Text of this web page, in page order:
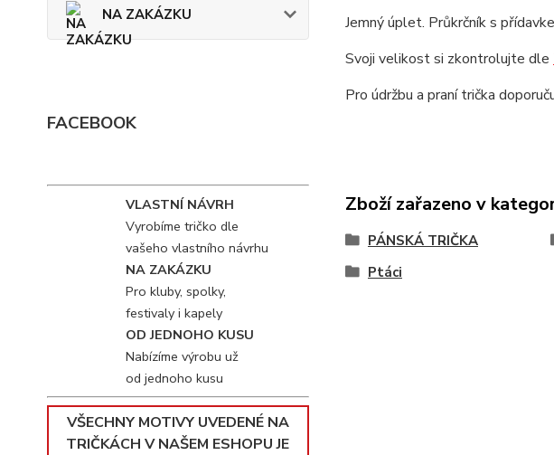
NA ZAKÁZKU
FACEBOOK
VLASTNÍ NÁVRH
Vyrobíme tričko dle
vašeho vlastního návrhu
NA ZAKÁZKU
Pro kluby, spolky,
festivaly i kapely
OD JEDNOHO KUSU
Nabízíme výrobu už
od jednoho kusu
VŠECHNY MOTIVY UVEDENÉ NA
TRIČKÁCH V NAŠEM ESHOPU JE
Jemný úplet. Průkrčník s
Svoji velikost si zkontrolujte dle
Pro údržbu a praní trička
Zboží zařazeno v
PÁNSKÁ TRIČKA
Ptáci